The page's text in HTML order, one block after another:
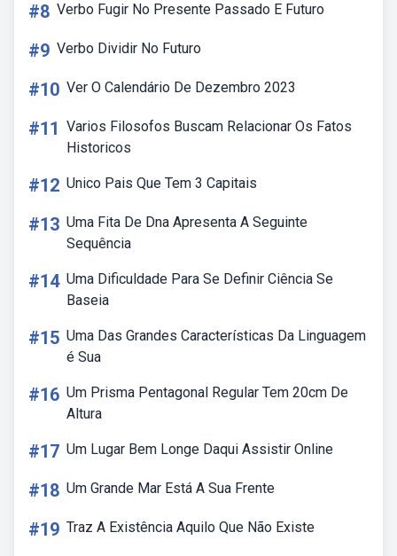
#8 Verbo Fugir No Presente Passado E Futuro
#9 Verbo Dividir No Futuro
#10 Ver O Calendário De Dezembro 2023
#11 Varios Filosofos Buscam Relacionar Os Fatos
Historicos
#12 Unico Pais Que Tem 3 Capitais
#13 Uma Fita De Dna Apresenta A Seguinte
Sequência
#14 Uma Dificuldade Para Se Definir Ciência Se
Baseia
#15 Uma Das Grandes Características Da Linguagem
é Sua
#16 Um Prisma Pentagonal Regular Tem 20cm De
Altura
#17 Um Lugar Bem Longe Daqui Assistir Online
#18 Um Grande Mar Está A Sua Frente
#19 Traz A Existência Aquilo Que Não Existe